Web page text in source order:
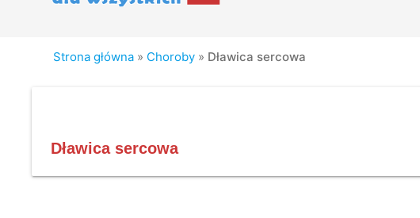
Strona główna » Choroby » Dławica sercowa
Dławica sercowa